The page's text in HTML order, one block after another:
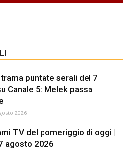
trama puntate serali del 7
Canale 5: Melek passa
2026
TV del pomeriggio di oggi |
agosto 2026